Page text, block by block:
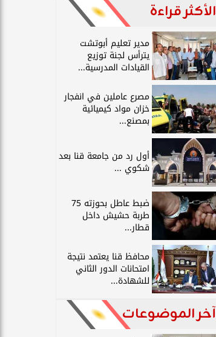
الأكثر قراءة
مدير تعليم أبوتشت
يترأس لجنة توزيع
القيادات المدرسية...
مصرع عاملين في انفجار
خزان مواد كيميائية
بمصنع...
أول رد من جامعة قنا بعد
شكوي ...
ضبط عاطل بحوزته 75
طربة حشيش داخل
قطار...
محافظ قنا يعتمد نتيجة
امتحانات الدور الثاني
للشهادة...
آخر الموضوعات